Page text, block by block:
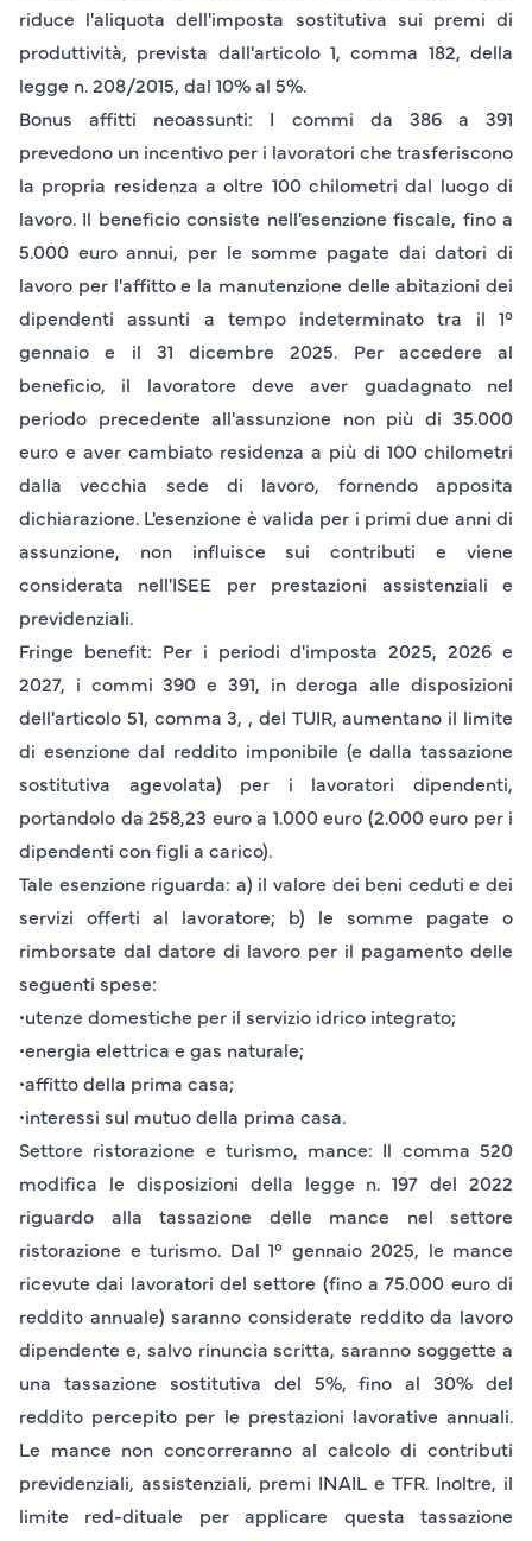
riduce l'aliquota dell'imposta sostitutiva sui premi di
produttività, prevista dall'articolo 1, comma 182, della
legge n. 208/2015, dal 10% al 5%.
Bonus affitti neoassunti: I commi da 386 a 391
prevedono un incentivo per i lavoratori che trasferiscono
la propria residenza a oltre 100 chilometri dal luogo di
lavoro. Il beneficio consiste nell'esenzione fiscale, fino a
5.000 euro annui, per le somme pagate dai datori di
lavoro per l'affitto e la manutenzione delle abitazioni dei
dipendenti assunti a tempo indeterminato tra il 1°
gennaio e il 31 dicembre 2025. Per accedere al
beneficio, il lavoratore deve aver guadagnato nel
periodo precedente all'assunzione non più di 35.000
euro e aver cambiato residenza a più di 100 chilometri
dalla vecchia sede di lavoro, fornendo apposita
dichiarazione. L'esenzione è valida per i primi due anni di
assunzione, non influisce sui contributi e viene
considerata nell'ISEE per prestazioni assistenziali e
previdenziali.
Fringe benefit: Per i periodi d'imposta 2025, 2026 e
2027, i commi 390 e 391, in deroga alle disposizioni
dell'articolo 51, comma 3, , del TUIR, aumentano il limite
di esenzione dal reddito imponibile (e dalla tassazione
sostitutiva agevolata) per i lavoratori dipendenti,
portandolo da 258,23 euro a 1.000 euro (2.000 euro per i
dipendenti con figli a carico).
Tale esenzione riguarda: a) il valore dei beni ceduti e dei
servizi offerti al lavoratore; b) le somme pagate o
rimborsate dal datore di lavoro per il pagamento delle
seguenti spese:
•utenze domestiche per il servizio idrico integrato;
•energia elettrica e gas naturale;
•affitto della prima casa;
•interessi sul mutuo della prima casa.
Settore ristorazione e turismo, mance: Il comma 520
modifica le disposizioni della legge n. 197 del 2022
riguardo alla tassazione delle mance nel settore
ristorazione e turismo. Dal 1° gennaio 2025, le mance
ricevute dai lavoratori del settore (fino a 75.000 euro di
reddito annuale) saranno considerate reddito da lavoro
dipendente e, salvo rinuncia scritta, saranno soggette a
una tassazione sostitutiva del 5%, fino al 30% del
reddito percepito per le prestazioni lavorative annuali.
Le mance non concorreranno al calcolo di contributi
previdenziali, assistenziali, premi INAIL e TFR. Inoltre, il
limite red-dituale per applicare questa tassazione